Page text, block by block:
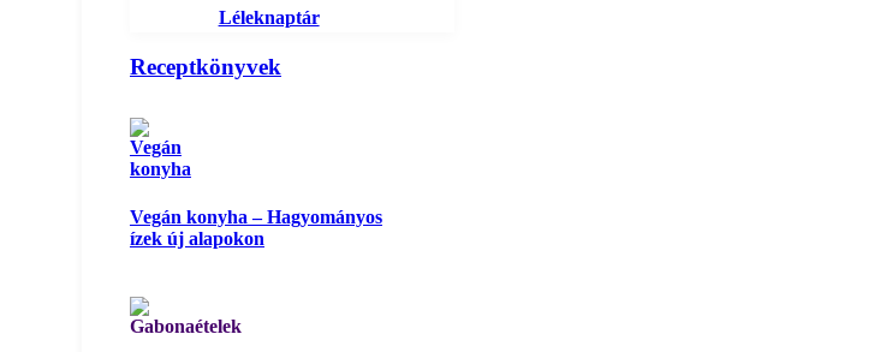
Léleknaptár
Receptkönyvek
Vegán konyha – Hagyományos
ízek új alapokon